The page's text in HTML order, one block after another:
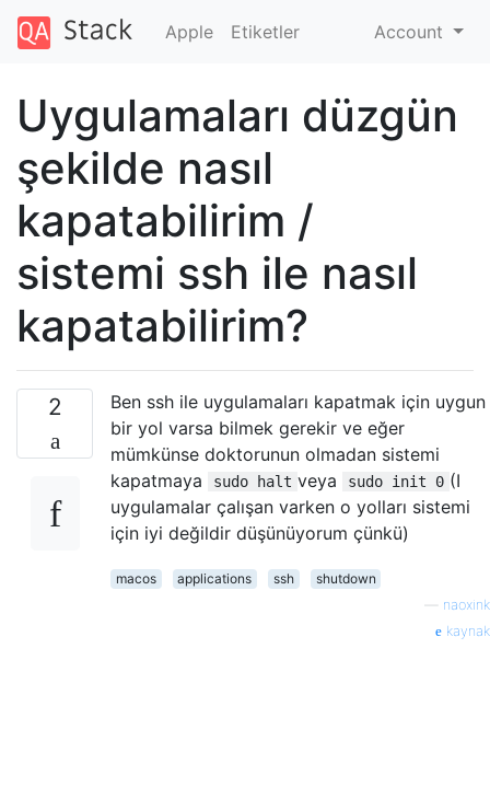
Apple Etiketler Account
Uygulamaları düzgün
şekilde nasıl
kapatabilirim /
sistemi ssh ile nasıl
kapatabilirim?
2
Ben ssh ile uygulamaları kapatmak için uygun
bir yol varsa bilmek gerekir ve eğer
mümkünse doktorunun olmadan sistemi
kapatmaya
sudo halt veya sudo init 0 (I
uygulamalar çalışan varken o yolları sistemi
için iyi değildir düşünüyorum çünkü)
macos applications ssh
shutdown
naoxink
kaynak